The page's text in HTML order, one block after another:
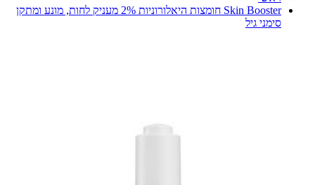
Skin Booster חומצות היאלורוניות 2% מעניק לחות, מונע ומתקן
סימני גיל